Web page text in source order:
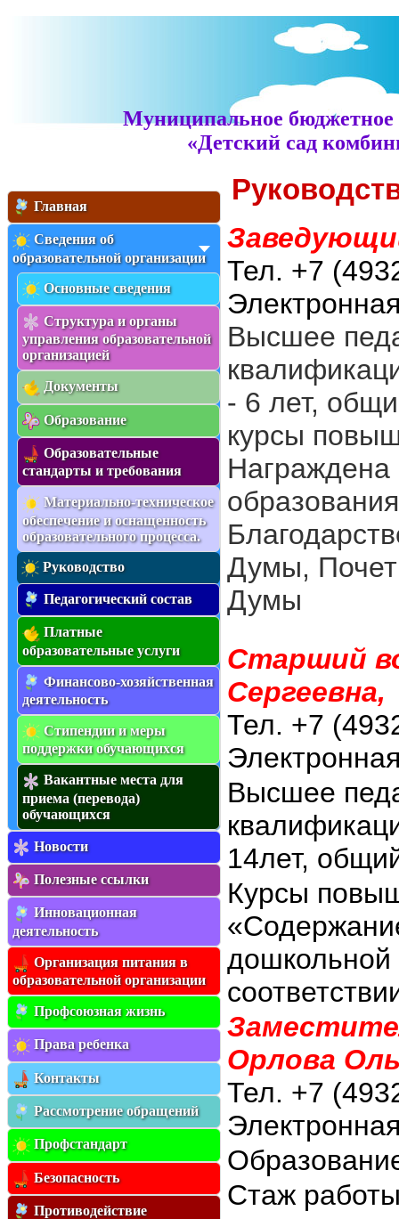
Муниципальное бюджетное
«Детский сад
Главная
Сведения об
образовательной организации
Основные сведения
Структура и органы
управления образовательной
организацией
Документы
Образование
Образовательные
стандарты и требования
Материально-техническое
обеспечение и оснащенность
образовательного процесса.
Руководство
Педагогический состав
Платные
образовательные услуги
Финансово-хозяйственная
деятельность
Стипендии и меры
поддержки обучающихся
Вакантные места для
приема (перевода)
обучающихся
Новости
Полезные ссылки
Инновационная
деятельность
Организация питания в
образовательной организации
Профсоюзная жизнь
Права ребенка
Контакты
Рассмотрение обращений
Профстандарт
Безопасность
Противодействие
Тел. +7
Высшее
- 6 лет,
курсы
Награждена
Думы,
Думы
Старший
Сергеевна,
Тел. +7
Высшее
14лет,
Курсы
дошкольной
Орлова
Тел. +7
Стаж